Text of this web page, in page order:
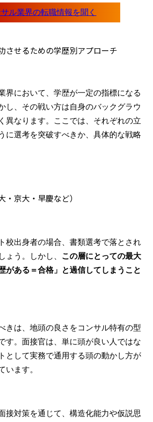
させるための学歴別アプローチ
界において、学歴が一定の指標になる
し、その戦い方は自身のバックグラウ
異なります。ここでは、それぞれの立
に選考を突破すべきか、具体的な戦略
京大・早慶など）
校出身者の場合、書類選考で落とされ
ょう。しかし、 この層にとっての最大
がある＝合格」と過信してしまうこと
きは、地頭の良さをコンサル特有の型
す。面接官は、単に頭が良い人ではな
として実務で通用する頭の動かし方が
います。
接対策を通じて、構造化能力や仮説思